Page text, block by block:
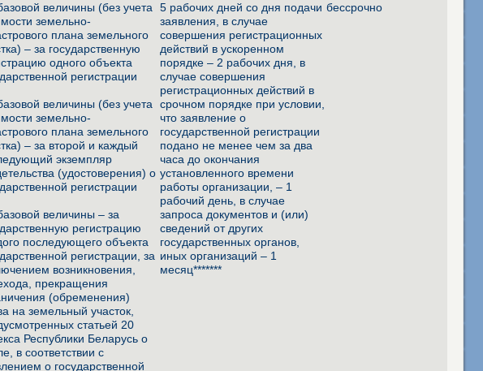
величины (без учета
земельно-
плана земельного
– за государственную
одного объекта
регистрации
величины (без учета
земельно-
плана земельного
– за второй и каждый
экземпляр
(удостоверения) о
регистрации
величины – за
регистрацию
последующего объекта
регистрации, за
возникновения,
прекращения
(обременения)
на земельный участок,
статьей 20
Республики Беларусь о
в соответствии с
о государственной
5 рабочих дней со дня подачи
заявления, в случае
совершения регистрационных
действий в ускоренном
порядке – 2 рабочих дня, в
случае совершения
регистрационных действий в
срочном порядке при условии,
что заявление о
государственной регистрации
подано не менее чем за два
часа до окончания
установленного времени
работы организации, – 1
рабочий день, в случае
запроса документов и (или)
сведений от других
государственных органов,
иных организаций – 1
месяц*******
бессрочно